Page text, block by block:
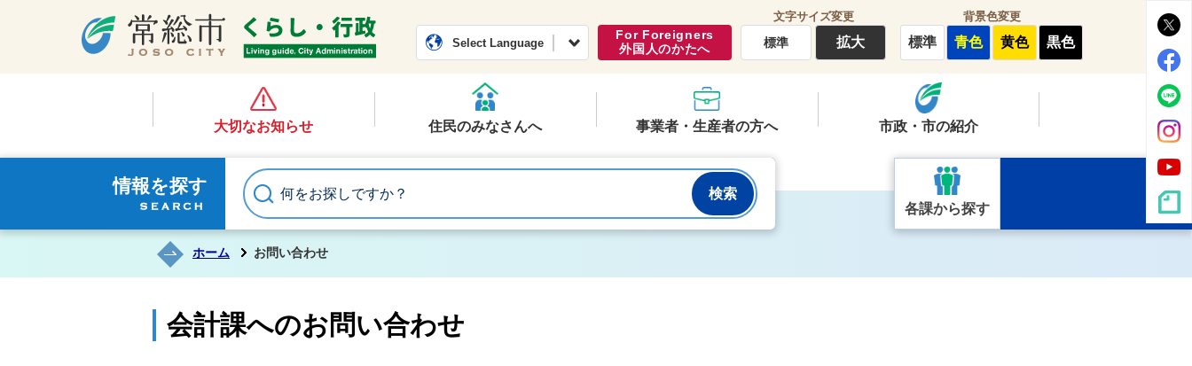
常総市公式ホームページくらし・行政
Select Language
For Foreigners
外国人のかたへ
文字サイズ変更
標準 拡大
背景色変更
標準 青色 黄色 黒色
大切なお知らせ 住民のみなさんへ 事業者・生産者の方へ 市政・市の紹介
情報を探す
各課から探す
ホーム お問い合わせ
会計課へのお問い合わせ